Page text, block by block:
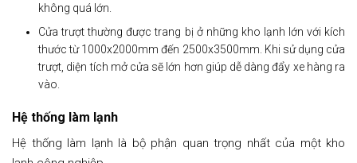
không quá lớn.
Cửa trượt thường được trang bị ở những kho lạnh lớn với kích
thước từ 1000x2000mm đến 2500x3500mm. Khi sử dụng cửa
trượt, diện tích mở cửa sẽ lớn hơn giúp dễ dàng đẩy xe hàng ra
vào.
Hệ thống làm lạnh
Hệ thống làm lạnh là bộ phận quan trọng nhất của một kho